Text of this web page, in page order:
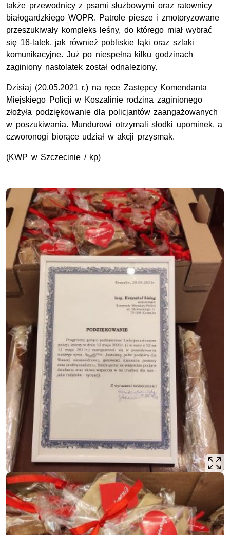
także przewodnicy z psami służbowymi oraz ratownicy
białogardzkiego WOPR. Patrole piesze i zmotoryzowane
przeszukiwały kompleks leśny, do którego miał wybrać
się 16-latek, jak również pobliskie łąki oraz szlaki
komunikacyjne. Już po niespełna kilku godzinach
zaginiony nastolatek został odnaleziony.
Dzisiaj (20.05.2021 r.) na ręce Zastępcy Komendanta
Miejskiego Policji w Koszalinie rodzina zaginionego
złożyła podziękowanie dla policjantów zaangażowanych
w poszukiwania. Mundurowi otrzymali słodki upominek, a
czworonogi biorące udział w akcji przysmak.
(KWP w Szczecinie / kp)